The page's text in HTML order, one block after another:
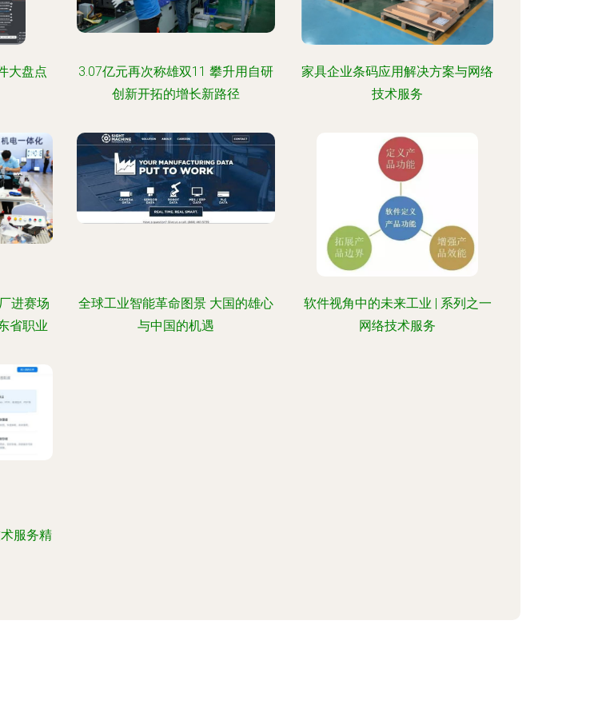
大盘点
3.07亿元再次称雄双11 攀升用自研
创新开拓的增长新路径
家具企业条码应用解决方案与网络
技术服务
进赛场
省职业
全球工业智能革命图景 大国的雄心
与中国的机遇
软件视角中的未来工业 | 系列之一
网络技术服务
服务精